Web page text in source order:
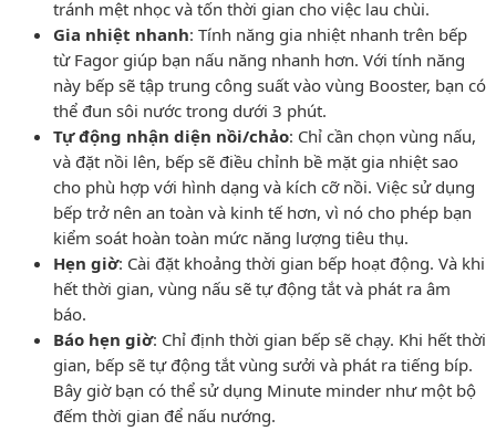
tránh mệt nhọc và tốn thời gian cho việc lau chùi.
Gia nhiệt nhanh: Tính năng gia nhiệt nhanh trên bếp
từ Fagor giúp bạn nấu năng nhanh hơn. Với tính năng
này bếp sẽ tập trung công suất vào vùng Booster, bạn có
thể đun sôi nước trong dưới 3 phút.
Tự động nhận diện nồi/chảo: Chỉ cần chọn vùng nấu,
và đặt nồi lên, bếp sẽ điều chỉnh bề mặt gia nhiệt sao
cho phù hợp với hình dạng và kích cỡ nồi. Việc sử dụng
bếp trở nên an toàn và kinh tế hơn, vì nó cho phép bạn
kiểm soát hoàn toàn mức năng lượng tiêu thụ.
Hẹn giờ: Cài đặt khoảng thời gian bếp hoạt động. Và khi
hết thời gian, vùng nấu sẽ tự động tắt và phát ra âm
báo.
Báo hẹn giờ: Chỉ định thời gian bếp sẽ chạy. Khi hết thời
gian, bếp sẽ tự động tắt vùng sưởi và phát ra tiếng bíp.
Bây giờ bạn có thể sử dụng Minute minder như một bộ
đếm thời gian để nấu nướng.